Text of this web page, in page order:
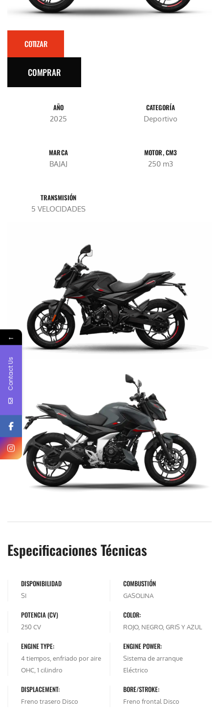
COTIZAR
COMPRAR
AÑO
2025
CATEGORÍA
Deportivo
MARCA
BAJAJ
MOTOR, CM3
250 m3
TRANSMISIÓN
5 VELOCIDADES
Especificaciones Técnicas
DISPONIBILIDAD
SI
COMBUSTIÓN
GASOLINA
POTENCIA (CV)
250 CV
COLOR:
ROJO, NEGRO, GRIS Y AZUL
ENGINE TYPE:
4 tiempos, enfriado por aire
OHC, 1 cilindro
ENGINE POWER:
Sistema de arranque
Eléctrico
DISPLACEMENT:
Freno trasero Disco
BORE/STROKE:
Freno frontal Disco
←
Contact Us